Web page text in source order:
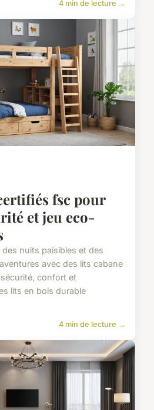
4 min de lecture →
fsc pour
et jeu eco-
nuits paisibles et des
avec des lits cabane
confort et
lits en bois durable
4 min de lecture →